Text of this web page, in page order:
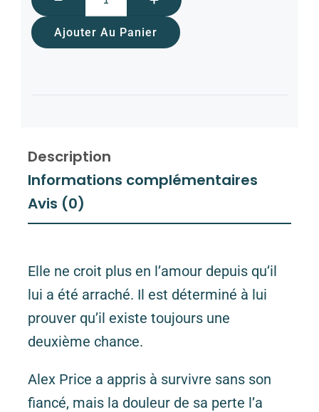
Ajouter Au Panier
Description
Informations complémentaires
Avis (0)
Elle ne croit plus en l’amour depuis qu’il
lui a été arraché. Il est déterminé à lui
prouver qu’il existe toujours une
deuxième chance.
Alex Price a appris à survivre sans son
fiancé, mais la douleur de sa perte l’a